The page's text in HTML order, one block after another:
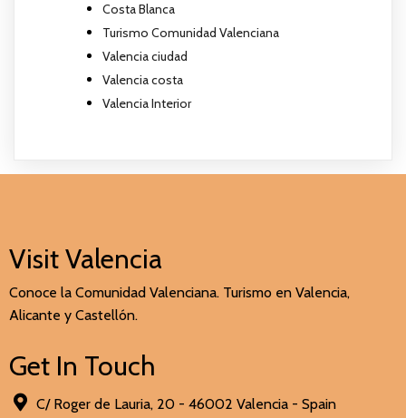
Costa Blanca
Turismo Comunidad Valenciana
Valencia ciudad
Valencia costa
Valencia Interior
Visit Valencia
Conoce la Comunidad Valenciana. Turismo en Valencia,
Alicante y Castellón.
Get In Touch
C/ Roger de Lauria, 20 - 46002 Valencia - Spain